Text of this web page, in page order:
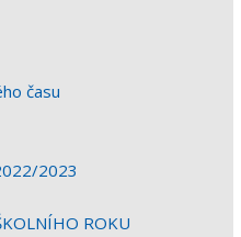
času
2023
ROKU